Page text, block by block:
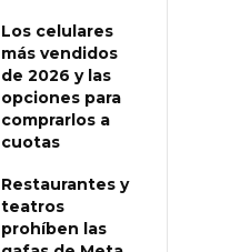
Los celulares
más vendidos
de 2026 y las
opciones para
comprarlos a
cuotas
Restaurantes y
teatros
prohíben las